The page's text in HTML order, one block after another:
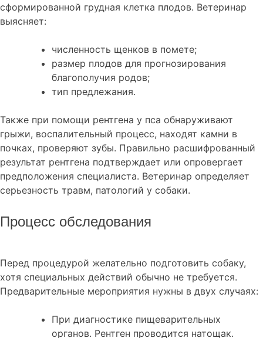
сформированной грудная клетка плодов. Ветеринар
выясняет:
численность щенков в помете;
размер плодов для прогнозирования
благополучия родов;
тип предлежания.
Также при помощи рентгена у пса обнаруживают
грыжи, воспалительный процесс, находят камни в
почках, проверяют зубы. Правильно расшифрованный
результат рентгена подтверждает или опровергает
предположения специалиста. Ветеринар определяет
серьезность травм, патологий у собаки.
Процесс обследования
Перед процедурой желательно подготовить собаку,
хотя специальных действий обычно не требуется.
Предварительные мероприятия нужны в двух случаях:
При диагностике пищеварительных
органов. Рентген проводится натощак.